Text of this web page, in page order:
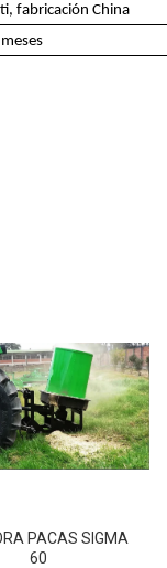
fabricación China
PACAS SIGMA
60